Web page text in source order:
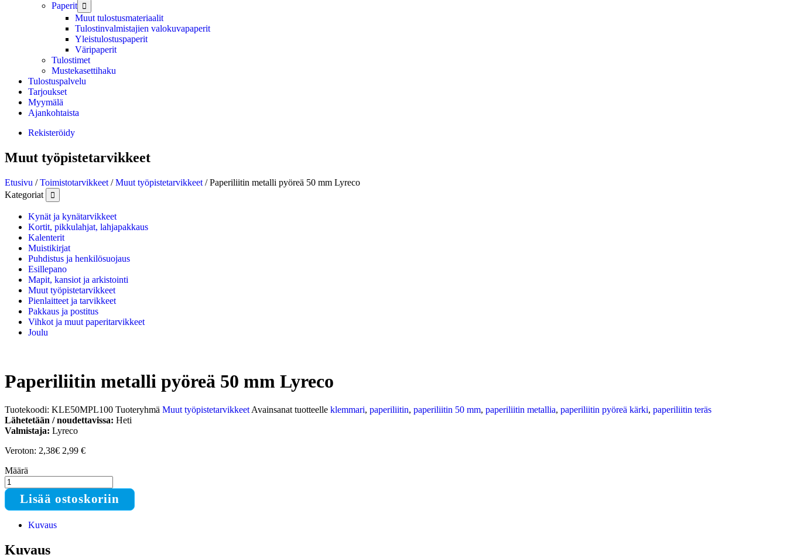
Paperit

Muut tulostusmateriaalit
Tulostinvalmistajien valokuvapaperit
Yleistulostuspaperit
Väripaperit
Tulostimet
Mustekasettihaku
Tulostuspalvelu
Tarjoukset
Myymälä
Ajankohtaista
Rekisteröidy
Muut työpistetarvikkeet
Etusivu /Toimistotarvikkeet /Muut työpistetarvikkeet / Paperiliitin metalli pyöreä 50 mm Lyreco
Kategoriat

Esillepano
Joulu
Kalenterit
Kortit, pikkulahjat, lahjapakkaus
Kynät ja kynätarvikkeet
Mapit, kansiot ja arkistointi
Muistikirjat
Muut työpistetarvikkeet
Pakkaus ja postitus
Pienlaitteet ja tarvikkeet
Puhdistus ja henkilösuojaus
Vihkot ja muut paperitarvikkeet
Paperiliitin metalli pyöreä 50 mm Lyreco
Tuotekoodi: KLE50MPL100 Tuoteryhmä Muut työpistetarvikkeet Avainsanat tuotteelle klemmari, paperiliitin, paperiliitin 50 mm, paperiliitin metallia, paperiliitin pyöreä kärki, paperiliitin teräs
Lähetetään / noudettavissa: Heti
Valmistaja: Lyreco
Veroton: 2,38€ 2,99 €
Määrä
Paperiliitin
metalli
pyöreä
50
määrä
Lisää ostoskoriin
Kuvaus
Kuvaus